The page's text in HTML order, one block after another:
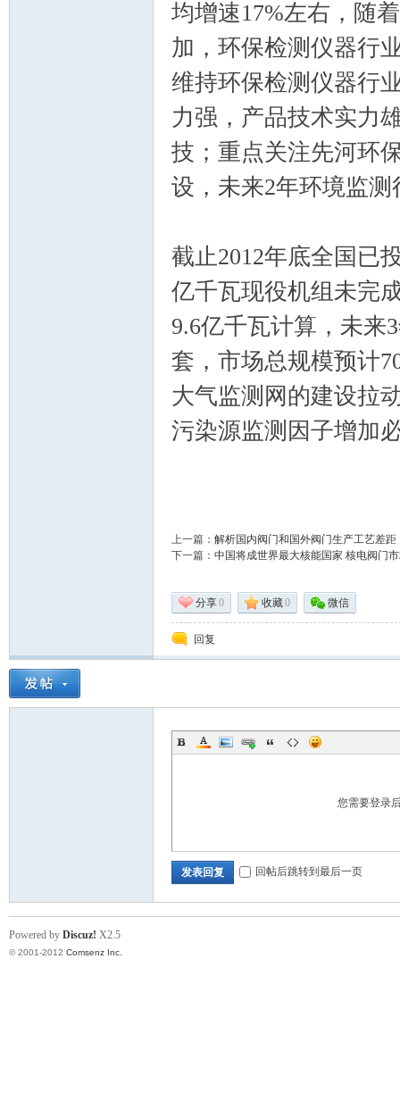
阀
均增速17%左右，随
加，环保检测仪器行
维持环保检测仪器行
力强，产品技术实力
技；重点关注先河环
设，未来2年环境监
截止2012年底全国已
亿千瓦现役机组未完
9.6亿千瓦计算，未来
套，市场总规模预计
大气监测网的建设拉
污染源监测因子增加
上一篇： 解析国内阀门和国外阀门生产工艺差距
下一篇： 中国将成世界最大核能国家 核电阀门
分享0 收藏0 微信
回复
您需要登录
发表回复 回帖后跳转到最后一页
Powered by Discuz! X2.5
© 2001-2012 Comsenz Inc.